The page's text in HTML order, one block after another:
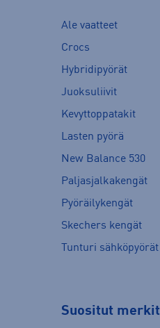
Ale vaatteet
Crocs
Hybridipyörät
Juoksuliivit
Kevyttoppatakit
Lasten pyörä
New Balance 530
Paljasjalkakengät
Pyöräilykengät
Skechers kengät
Tunturi sähköpyörät
Suositut merkit